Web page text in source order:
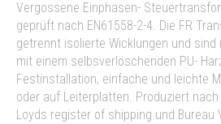
Vergossene Einphasen-
geprüft nach EN61558-2-4. Die FR
getrennt isolierte Wicklungen und
mit einem selbsverlöschenden PU-
Festinstallation, einfache und leichte
oder auf Leiterplatten. Produziert nach
Loyds register of shipping und Bureau